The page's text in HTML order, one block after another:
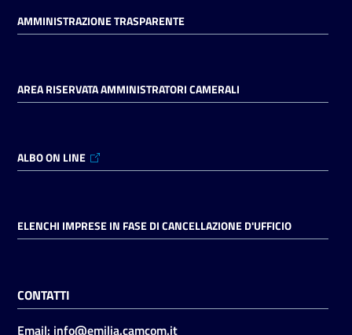
AMMINISTRAZIONE TRASPARENTE
AREA RISERVATA AMMINISTRATORI CAMERALI
ALBO ON LINE
ELENCHI IMPRESE IN FASE DI CANCELLAZIONE D'UFFICIO
CONTATTI
Email: info@emilia.camcom.it